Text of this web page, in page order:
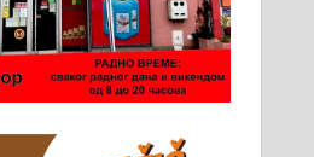
врсте димњака.